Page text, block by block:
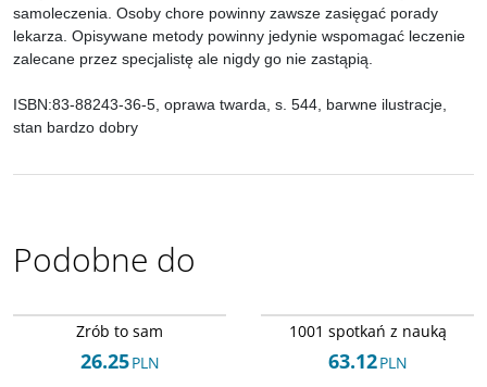
samoleczenia. Osoby chore powinny zawsze zasięgać porady
lekarza. Opisywane metody powinny jedynie wspomagać leczenie
zalecane przez specjalistę ale nigdy go nie zastąpią.
ISBN:83-88243-36-5, oprawa twarda, s. 544, barwne ilustracje,
stan bardzo dobry
Podobne do
Zrób to sam
26.25PLN
DOSTAWA EXPRESS
1001 spotkań z nauką
63.12PLN